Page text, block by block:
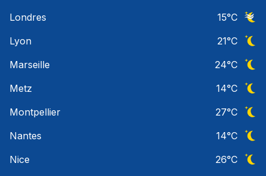
Londres
15°C
Lyon
21°C
Marseille
24°C
Metz
14°C
Montpellier
27°C
Nantes
14°C
Nice
26°C